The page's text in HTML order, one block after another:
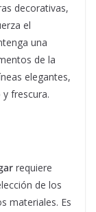
decorativas,
el
una
de la
elegantes,
frescura.
requiere
de los
materiales. Es